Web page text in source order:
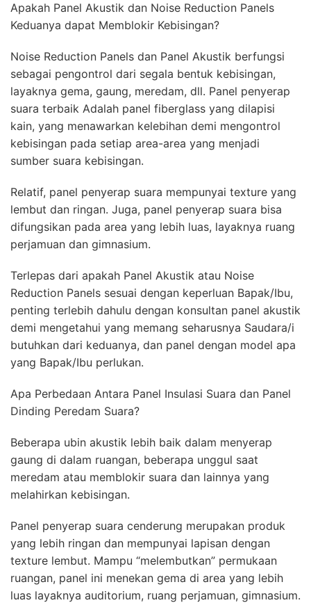
Apakah Panel Akustik dan Noise Reduction Panels
Keduanya dapat Memblokir Kebisingan?
Noise Reduction Panels dan Panel Akustik berfungsi
sebagai pengontrol dari segala bentuk kebisingan,
layaknya gema, gaung, meredam, dll. Panel penyerap
suara terbaik Adalah panel fiberglass yang dilapisi
kain, yang menawarkan kelebihan demi mengontrol
kebisingan pada setiap area-area yang menjadi
sumber suara kebisingan.
Relatif, panel penyerap suara mempunyai texture yang
lembut dan ringan. Juga, panel penyerap suara bisa
difungsikan pada area yang lebih luas, layaknya ruang
perjamuan dan gimnasium.
Terlepas dari apakah Panel Akustik atau Noise
Reduction Panels sesuai dengan keperluan Bapak/Ibu,
penting terlebih dahulu dengan konsultan panel akustik
demi mengetahui yang memang seharusnya Saudara/i
butuhkan dari keduanya, dan panel dengan model apa
yang Bapak/Ibu perlukan.
Apa Perbedaan Antara Panel Insulasi Suara dan Panel
Dinding Peredam Suara?
Beberapa ubin akustik lebih baik dalam menyerap
gaung di dalam ruangan, beberapa unggul saat
meredam atau memblokir suara dan lainnya yang
melahirkan kebisingan.
Panel penyerap suara cenderung merupakan produk
yang lebih ringan dan mempunyai lapisan dengan
texture lembut. Mampu “melembutkan” permukaan
ruangan, panel ini menekan gema di area yang lebih
luas layaknya auditorium, ruang perjamuan, gimnasium.